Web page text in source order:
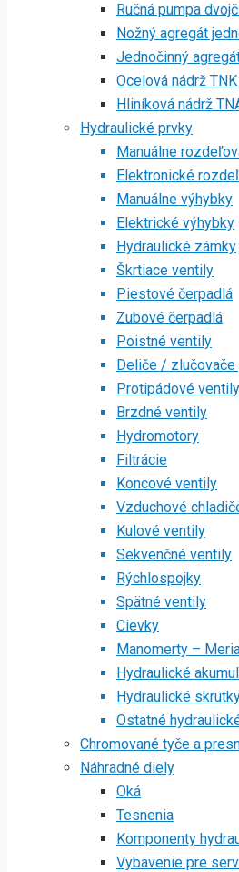
Ručná pumpa
Nožný agregát
Jednočinný
Ocelová nádrž TNK
Hliníková nádrž
Hydraulické prvky
Manuálne
Elektronické
Manuálne výhybky
Elektrické výhybky
Hydraulické zámky
Škrtiace ventily
Piestové čerpadlá
Zubové čerpadlá
Poistné ventily
Deliče / zlučovače
Protipádové ventily
Brzdné ventily
Hydromotory
Filtrácie
Koncové ventily
Vzduchové
Kulové ventily
Sekvenčné ventily
Rýchlospojky
Spätné ventily
Cievky
Manomerty –
Hydraulické
Hydraulické
Ostatné
Chromované tyče a
Náhradné diely
Oká
Tesnenia
Komponenty
Vybavenie pre